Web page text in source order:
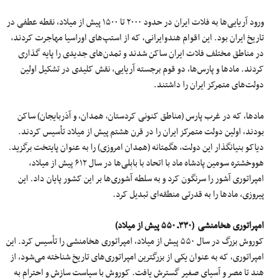
ورود آریایی‌ها به فلات ایران در حدود ۲۰۰۰ تا ۱۵۰۰ پیش از میلاد، نقطه عطفی در
تاریخ ایران بود. این اقوام هندوایرانی، که از استپ‌های اوراسیا مهاجرت کردند،
در مناطق مختلف فلات ایران ساکن شدند و تمدن‌های جدیدی را پایه‌ گذارى
کردند. مادها و پارس‌ها، دو قوم برجسته آریایی، نقش کلیدی در تشکیل اولین
دولت‌های متمرکز ایران را داشتند.
مادها، که در غرب پارس (مناطق کنونی کردستان، همدان، و آذربایجان) ساکن
بودند، اولین دولت متمرکز ایران را در قرن هشتم پیش از میلاد تأسیس کردند.
دیاکو بنیانگذار این دولت، هگمتانه (همدان امروزی) را به‌ عنوان پایتخت برگزید.
هووخشتره سومین پادشاه ماد با اتحاد با بابِلی‌ها در سال ۶۱۲ پیش از میلاد،
امپراتوری آشور را سرنگون کرد و به سلطه آشوری‌ها بر این کشور پایان داد. این
پیروزی، مادها را به قدرتی منطقه‌ای تبدیل کرد.
امپراتوری هخامنشی (٣٣٠ـ ۵۵٠ پیش از میلاد)
کوروش بزرگ در سال ۵۵۰ پیش از میلاد، امپراتوری هخامنشی را تأسیس کرد. این
امپراتوری، که به‌ عنوان یکی از بزرگترین امپراتوری‌های تاریخ شناخته می‌شود، از
هند تا مصر و آسیای صغیر گسترش یافت. کوروش با سیاست سازش و احترام به